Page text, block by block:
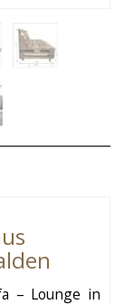
– Lounge in